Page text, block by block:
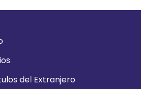
del Extranjero